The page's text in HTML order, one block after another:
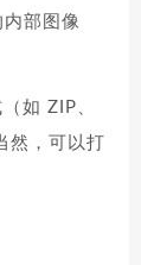
部图像
如 ZIP、
然，可以打